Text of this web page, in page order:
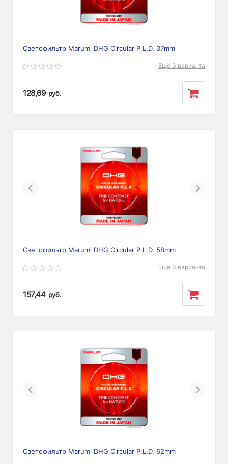
Светофильтр Marumi DHG Circular P.L.D. 37mm
Ещё 3 варианта
128,69 руб.
Previous Next
Светофильтр Marumi DHG Circular P.L.D. 58mm
Ещё 3 варианта
157,44 руб.
Previous Next
Светофильтр Marumi DHG Circular P.L.D. 62mm